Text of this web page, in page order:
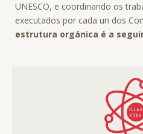
UNESCO, e coordinando os
executados por cada un dos
estrutura orgánica é a